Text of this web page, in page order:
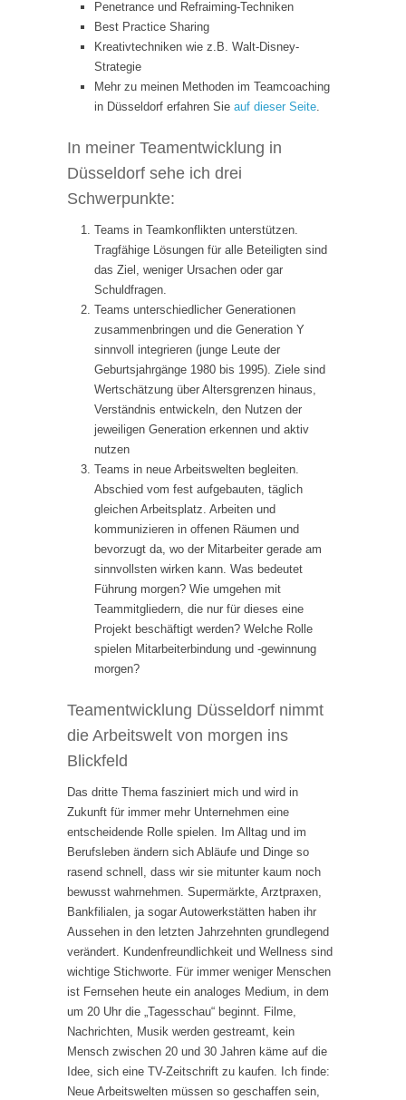
Penetrance und Refraiming-Techniken
Best Practice Sharing
Kreativtechniken wie z.B. Walt-Disney-
Strategie
Mehr zu meinen Methoden im Teamcoaching
in Düsseldorf erfahren Sie auf dieser Seite.
In meiner Teamentwicklung in
Düsseldorf sehe ich drei
Schwerpunkte:
Teams in Teamkonflikten unterstützen.
Tragfähige Lösungen für alle Beteiligten sind
das Ziel, weniger Ursachen oder gar
Schuldfragen.
Teams unterschiedlicher Generationen
zusammenbringen und die Generation Y
sinnvoll integrieren (junge Leute der
Geburtsjahrgänge 1980 bis 1995). Ziele sind
Wertschätzung über Altersgrenzen hinaus,
Verständnis entwickeln, den Nutzen der
jeweiligen Generation erkennen und aktiv
nutzen
Teams in neue Arbeitswelten begleiten.
Abschied vom fest aufgebauten, täglich
gleichen Arbeitsplatz. Arbeiten und
kommunizieren in offenen Räumen und
bevorzugt da, wo der Mitarbeiter gerade am
sinnvollsten wirken kann. Was bedeutet
Führung morgen? Wie umgehen mit
Teammitgliedern, die nur für dieses eine
Projekt beschäftigt werden? Welche Rolle
spielen Mitarbeiterbindung und -gewinnung
morgen?
Teamentwicklung Düsseldorf nimmt
die Arbeitswelt von morgen ins
Blickfeld
Das dritte Thema fasziniert mich und wird in
Zukunft für immer mehr Unternehmen eine
entscheidende Rolle spielen. Im Alltag und im
Berufsleben ändern sich Abläufe und Dinge so
rasend schnell, dass wir sie mitunter kaum noch
bewusst wahrnehmen. Supermärkte, Arztpraxen,
Bankfilialen, ja sogar Autowerkstätten haben ihr
Aussehen in den letzten Jahrzehnten grundlegend
verändert. Kundenfreundlichkeit und Wellness sind
wichtige Stichworte. Für immer weniger Menschen
ist Fernsehen heute ein analoges Medium, in dem
um 20 Uhr die „Tagesschau“ beginnt. Filme,
Nachrichten, Musik werden gestreamt, kein
Mensch zwischen 20 und 30 Jahren käme auf die
Idee, sich eine TV-Zeitschrift zu kaufen. Ich finde:
Neue Arbeitswelten müssen so geschaffen sein,